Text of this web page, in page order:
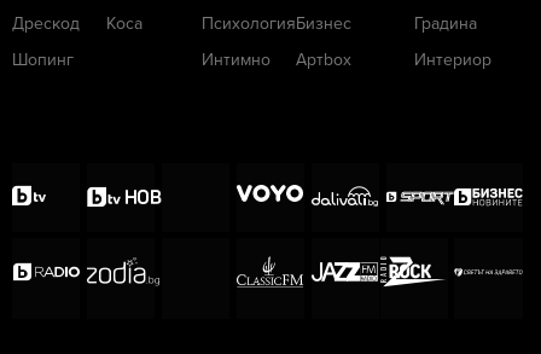
Дрескод
Шопинг
Коса
Психология
Интимно
Бизнес
Артbox
Градина
Интериор